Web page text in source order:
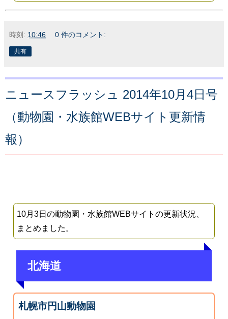
時刻: 10:46 0 件のコメント:
共有
ニュースフラッシュ 2014年10月4日号
（動物園・水族館WEBサイト更新情
報）
10月3日の動物園・水族館WEBサイトの更新状況、
まとめました。
北海道
札幌市円山動物園